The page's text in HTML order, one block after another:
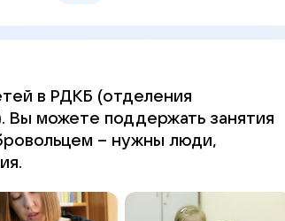
в РДКБ (отделения
Вы можете поддержать занятия
– нужны люди,